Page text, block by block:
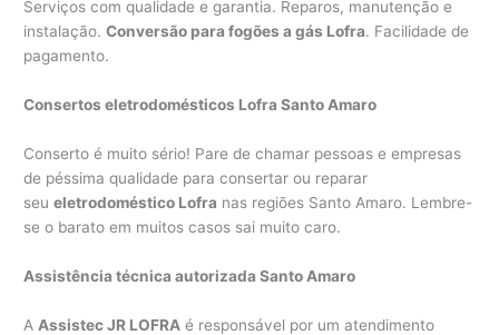
Serviços com qualidade e garantia. Reparos, manutenção e
instalação.Conversão para fogões a gás Lofra. Facilidade de
pagamento.
Consertos eletrodomésticos Lofra Santo Amaro
Conserto é muito sério! Pare de chamar pessoas e empresas
de péssima qualidade para consertar ou reparar
seueletrodoméstico Lofra nas regiões Santo Amaro. Lembre-
se o barato em muitos casos sai muito caro.
Assistência técnica autorizada Santo Amaro
A Assistec JR LOFRA é responsável por um atendimento